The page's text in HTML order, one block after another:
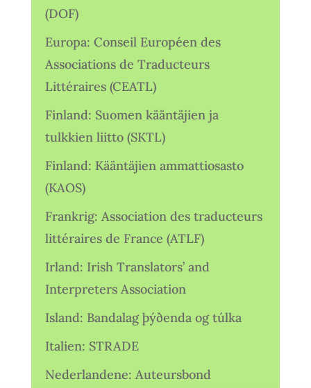
(DOF)
Europa: Conseil Européen des
Associations de Traducteurs
Littéraires (CEATL)
Finland: Suomen kääntäjien ja
tulkkien liitto (SKTL)
Finland: Kääntäjien ammattiosasto
(KAOS)
Frankrig: Association des traducteurs
littéraires de France (ATLF)
Irland: Irish Translators’ and
Interpreters Association
Island: Bandalag þýðenda og túlka
Italien: STRADE
Nederlandene: Auteursbond